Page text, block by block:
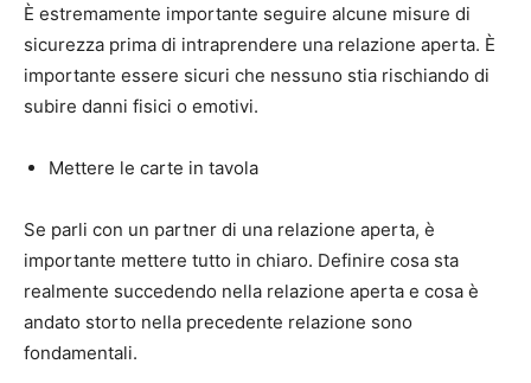
È estremamente importante seguire alcune misure di
sicurezza prima di intraprendere una relazione aperta. È
importante essere sicuri che nessuno stia rischiando di
subire danni fisici o emotivi.
Mettere le carte in tavola
Se parli con un partner di una relazione aperta, è
importante mettere tutto in chiaro. Definire cosa sta
realmente succedendo nella relazione aperta e cosa è
andato storto nella precedente relazione sono
fondamentali.